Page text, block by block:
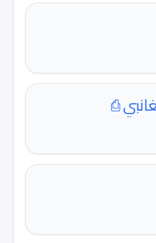
⎙